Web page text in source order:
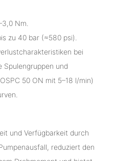
Nm.
zu 40 bar (≈580 psi).
bei
Spulengruppen und
50 ON mit 5–18 l/min)
und Verfügbarkeit durch
reduziert den